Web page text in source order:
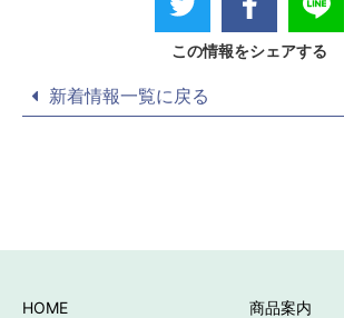
この情報をシェアする
新着情報一覧に戻る
HOME
商品案内